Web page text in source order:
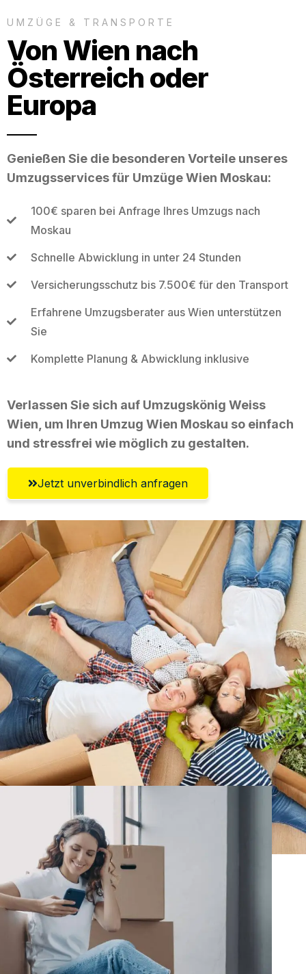
UMZÜGE & TRANSPORTE
Von Wien nach
Österreich oder
Europa
Genießen Sie die besonderen Vorteile unseres
Umzugsservices für Umzüge Wien Moskau:
100€ sparen bei Anfrage Ihres Umzugs nach
Moskau
Schnelle Abwicklung in unter 24 Stunden
Versicherungsschutz bis 7.500€ für den Transport
Erfahrene Umzugsberater aus Wien unterstützen
Sie
Komplette Planung & Abwicklung inklusive
Verlassen Sie sich auf Umzugskönig Weiss
Wien, um Ihren Umzug Wien Moskau so einfach
und stressfrei wie möglich zu gestalten.
Jetzt unverbindlich anfragen